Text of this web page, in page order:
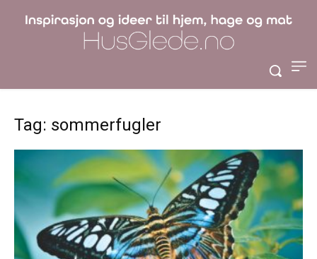
Tag: sommerfugler